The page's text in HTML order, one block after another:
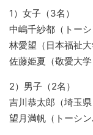
1）女子（3名）
中嶋千紗都（トー
林愛望（日本福祉大
佐藤姫夏（敬愛大学
2）男子（2名）
吉川恭太郎（埼玉県
望月満帆（トーシ